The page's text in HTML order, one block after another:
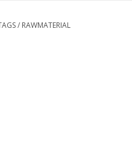
/ RAWMATERIAL